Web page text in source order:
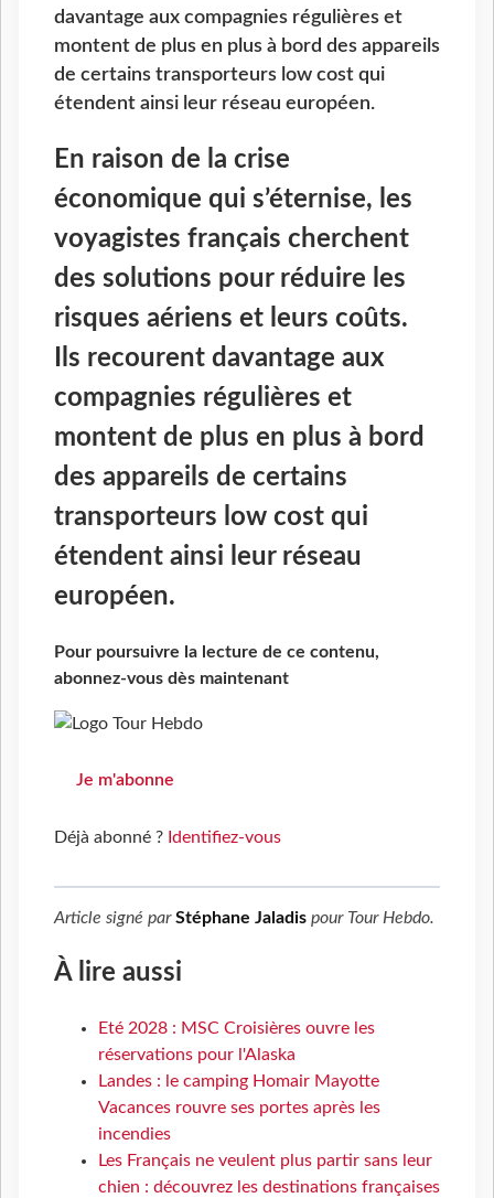
davantage aux compagnies régulières et
montent de plus en plus à bord des appareils
de certains transporteurs low cost qui
étendent ainsi leur réseau européen.
En raison de la crise
économique qui s’éternise, les
voyagistes français cherchent
des solutions pour réduire les
risques aériens et leurs coûts.
Ils recourent davantage aux
compagnies régulières et
montent de plus en plus à bord
des appareils de certains
transporteurs low cost qui
étendent ainsi leur réseau
européen.
Pour poursuivre la lecture de ce contenu,
abonnez-vous dès maintenant
Je m'abonne
Déjà abonné ? Identifiez-vous
Article signé parStéphane Jaladis pour Tour Hebdo.
À lire aussi
Eté 2028 : MSC Croisières ouvre les
réservations pour l'Alaska
Landes : le camping Homair Mayotte
Vacances rouvre ses portes après les
incendies
Les Français ne veulent plus partir sans leur
chien : découvrez les destinations françaises